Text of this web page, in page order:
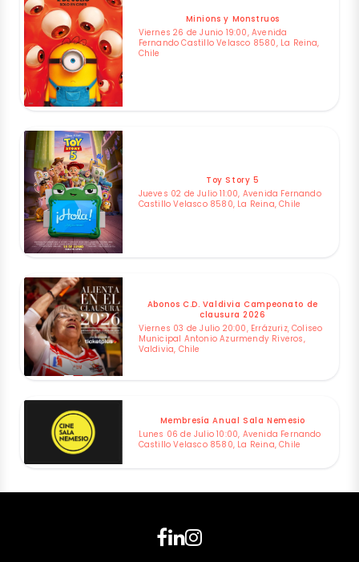
Minions y Monstruos
Viernes 26 de Junio 19:00, Avenida
Fernando Castillo Velasco 8580, La Reina,
Chile
Toy Story 5
Jueves 02 de Julio 11:00, Avenida Fernando
Castillo Velasco 8580, La Reina, Chile
Abonos C.D. Valdivia Campeonato de
clausura 2026
Viernes 03 de Julio 20:00, Errázuriz, Coliseo
Municipal Antonio Azurmendy Riveros,
Valdivia, Chile
Membresía Anual Sala Nemesio
Lunes 06 de Julio 10:00, Avenida Fernando
Castillo Velasco 8580, La Reina, Chile